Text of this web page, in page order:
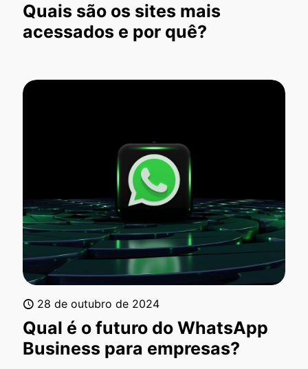
Quais são os sites mais
acessados e por quê?
28 de outubro de 2024
Qual é o futuro do WhatsApp
Business para empresas?